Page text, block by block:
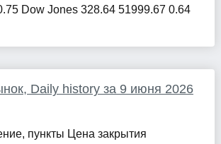
Dow Jones 328.64 51999.67 0.64
Daily history за 9 июня 2026
пункты Цена закрытия